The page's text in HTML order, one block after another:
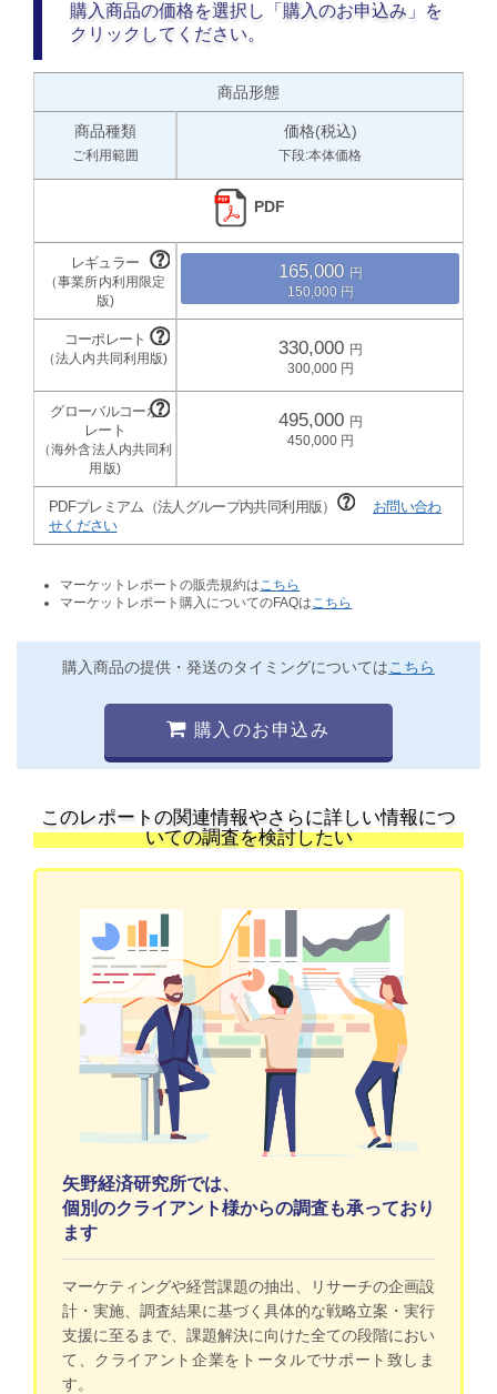
購入商品の価格を選択し「購入のお申込み」を
クリックしてください。
商品形態
商品種類
ご利用範囲
価格(税込)
下段:本体価格
PDF
165,000
150,000
330,000
300,000
495,000
450,000
PDFプレミアム（法人グループ内共同利用版）
お問い合わ
せください
マーケットレポートの販売規約は こちら
マーケットレポート購入についてのFAQは こちら
購入商品の提供・発送のタイミングについてはこちら
購入のお申込み
このレポートの関連情報やさらに詳しい情報につ
いての調査を検討したい
矢野経済研究所では、
個別のクライアント様からの調査も承っており
ます
マーケティングや経営課題の抽出、リサーチの企画設
計・実施、調査結果に基づく具体的な戦略立案・実行
支援に至るまで、課題解決に向けた全ての段階におい
て、クライアント企業をトータルでサポート致しま
す。